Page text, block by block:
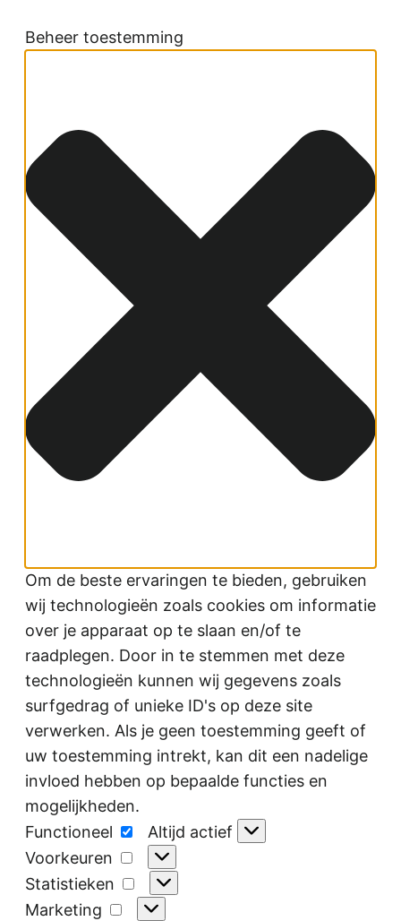
Beheer toestemming
Om de beste ervaringen te bieden, gebruiken
wij technologieën zoals cookies om informatie
over je apparaat op te slaan en/of te
raadplegen. Door in te stemmen met deze
technologieën kunnen wij gegevens zoals
surfgedrag of unieke ID's op deze site
verwerken. Als je geen toestemming geeft of
uw toestemming intrekt, kan dit een nadelige
invloed hebben op bepaalde functies en
mogelijkheden.
Functioneel
Functioneel
Altijd actief
Voorkeuren
Voorkeuren
Statistieken
Statistieken
Marketing
Marketing